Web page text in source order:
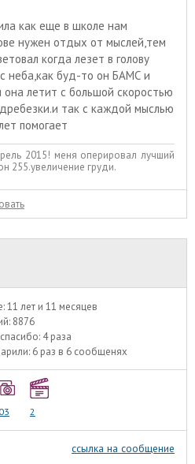
как еще в школе нам
нужен отдых от мыслей,тем
когда лезет в голову
неба,как буд-то он БАМС и
летит с большой скоростью
так с каждой мыслью
помогает
2015! меня оперировал лучший
255.увеличение груди.
11 лет и 11 месяцев
8876
4 раза
6 раз в 6 сообщенях
2
ссылка на сообщение